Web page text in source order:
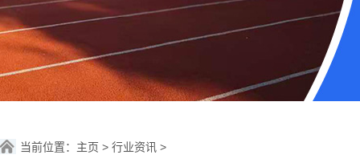
当前位置： 主页 > 行业资讯 >